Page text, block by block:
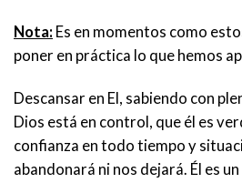
Nota: Es en momentos como
poner en práctica lo que hemos
Descansar en El, sabiendo con
Dios está en control, que él es
confianza en todo tiempo y
abandonará ni nos dejará. Él es